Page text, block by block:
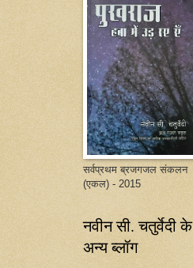
सर्वप्रथम ब्रजगजल संकलन
(एकल) - 2015
नवीन सी. चतुर्वेदी के
अन्य ब्लॉग